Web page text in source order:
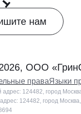
нам
ООО
праваЯзыки
адрес: 124482, город
124482, город